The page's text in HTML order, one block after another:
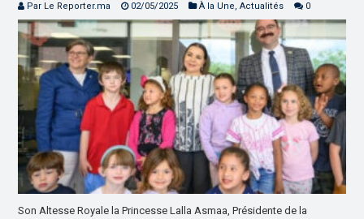
Par Le Reporter.ma 02/05/2025 À la Une,Actualités 0
Son Altesse Royale la Princesse Lalla Asmaa, Présidente de la